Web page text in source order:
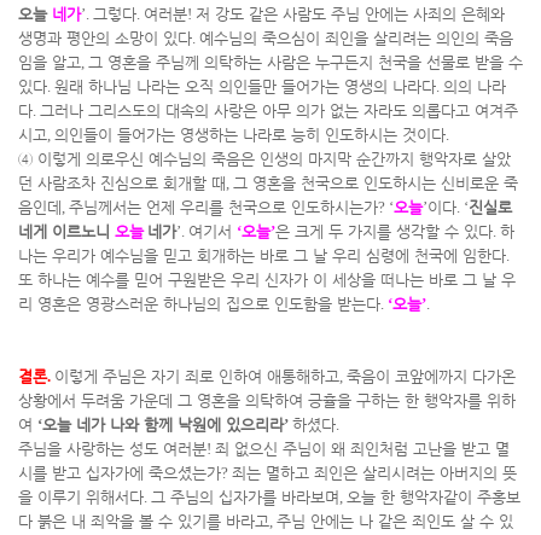
오늘 네가’. 그렇다. 여러분! 저 강도 같은 사람도 주님 안에는 사죄의 은혜와
생명과 평안의 소망이 있다. 예수님의 죽으심이 죄인을 살리려는 의인의 죽음
임을 알고, 그 영혼을 주님께 의탁하는 사람은 누구든지 천국을 선물로 받을 수
있다. 원래 하나님 나라는 오직 의인들만 들어가는 영생의 나라다. 의의 나라
다. 그러나 그리스도의 대속의 사랑은 아무 의가 없는 자라도 의롭다고 여겨주
시고, 의인들이 들어가는 영생하는 나라로 능히 인도하시는 것이다.
④ 이렇게 의로우신 예수님의 죽음은 인생의 마지막 순간까지 행악자로 살았
던 사람조차 진심으로 회개할 때 , 그 영혼을 천국으로 인도하시는 신비로운 죽
음인데 , 주님께서는 언제 우리를 천국으로 인도하시는가? ‘오늘’이다. ‘진실로
네게 이르노니 오늘 네가’. 여기서 ‘오늘’은 크게 두 가지를 생각할 수 있다. 하
나는 우리가 예수님을 믿고 회개하는 바로 그 날 우리 심령에 천국에 임한다.
또 하나는 예수를 믿어 구원받은 우리 신자가 이 세상을 떠나는 바로 그 날 우
리 영혼은 영광스러운 하나님의 집으로 인도함을 받는다. ‘오늘’.
결론. 이렇게 주님은 자기 죄로 인하여 애통해하고, 죽음이 코앞에까지 다가온
상황에서 두려움 가운데 그 영혼을 의탁하여 긍휼을 구하는 한 행악자를 위하
여 ‘오늘 네가 나와 함께 낙원에 있으리라’ 하셨다.
주님을 사랑하는 성도 여러분! 죄 없으신 주님이 왜 죄인처럼 고난을 받고 멸
시를 받고 십자가에 죽으셨는가? 죄는 멸하고 죄인은 살리시려는 아버지의 뜻
을 이루기 위해서다. 그 주님의 십자가를 바라보며 , 오늘 한 행악자같이 주홍보
다 붉은 내 죄악을 볼 수 있기를 바라고, 주님 안에는 나 같은 죄인도 살 수 있